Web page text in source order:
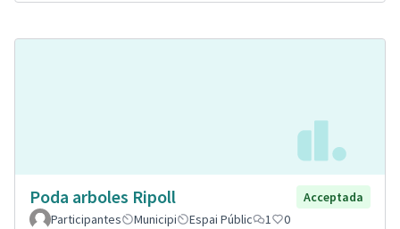
Poda arboles Ripoll
Acceptada
Participantes
Municipi Espai Públic 1 0